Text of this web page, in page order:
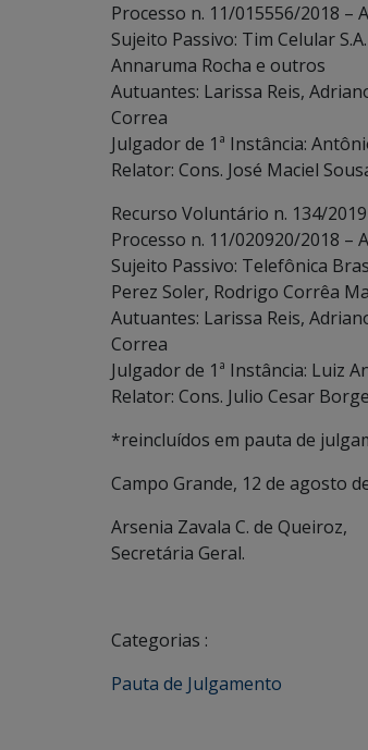
Processo n. 11/015556/2018 –
Sujeito Passivo: Tim Celular
Annaruma Rocha e outros
Autuantes: Larissa Reis,
Correa
Julgador de 1ª Instância:
Relator: Cons. José Maciel
Recurso Voluntário n. 134/2019
Processo n. 11/020920/2018 –
Sujeito Passivo: Telefônica
Perez Soler, Rodrigo Corrêa
Autuantes: Larissa Reis,
Correa
Julgador de 1ª Instância: Luiz
Relator: Cons. Julio Cesar
*reincluídos em pauta de
Campo Grande, 12 de agosto
Arsenia Zavala C. de Queiroz,
Secretária Geral.
Categorias :
Pauta de Julgamento